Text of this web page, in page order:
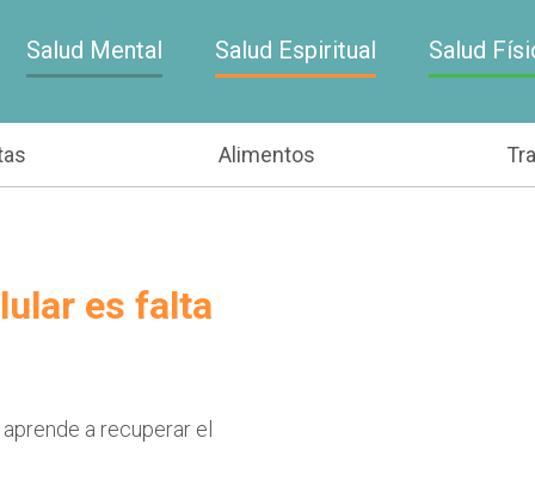
Salud Mental Salud Espiritual Salud
Alimentos
es falta
a recuperar el